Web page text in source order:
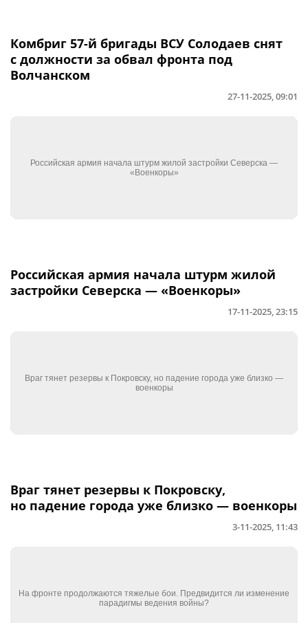
Комбриг 57-й бригады ВСУ Солодаев снят
с должности за обвал фронта под
Волчанском
27-11-2025, 09:01
Российская армия начала штурм жилой
застройки Северска — «Военкоры»
17-11-2025, 23:15
Враг тянет резервы к Покровску,
но падение города уже близко — военкоры
3-11-2025, 11:43